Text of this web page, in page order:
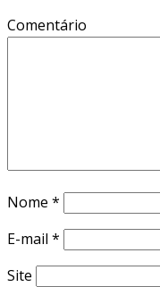
Nome *
E-mail *
Site